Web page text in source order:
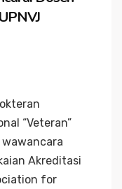
“Veteran”
Akreditasi
for